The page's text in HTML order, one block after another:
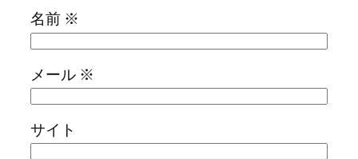
名前 ※
メール ※
サイト